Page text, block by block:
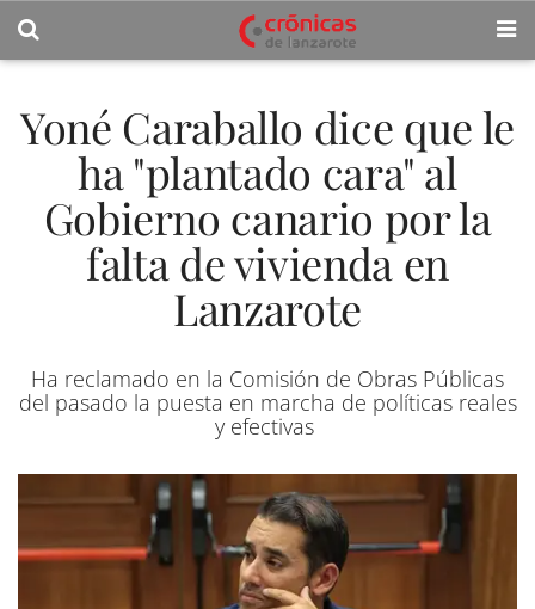
Yoné Caraballo dice que le
ha "plantado cara" al
Gobierno canario por la
falta de vivienda en
Lanzarote
Ha reclamado en la Comisión de Obras Públicas
del pasado la puesta en marcha de políticas reales
y efectivas